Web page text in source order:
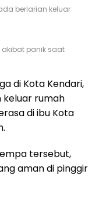
berlarian keluar
akibat panik saat
di Kota Kendari,
keluar rumah
di ibu Kota
tersebut,
aman di pinggir